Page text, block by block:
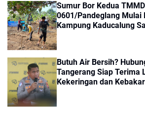
Sumur Bor Kedua
0601/Pandeglang Mulai
Kampung Kaducalung
Butuh Air Bersih?
Tangerang Siap Terima
Kekeringan dan